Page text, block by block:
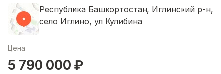
Республика Башкортостан, Иглинский р-н,
село Иглино, ул Кулибина
Цена
5 790 000 ₽